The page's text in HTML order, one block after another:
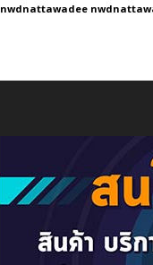
nwdnattawadee